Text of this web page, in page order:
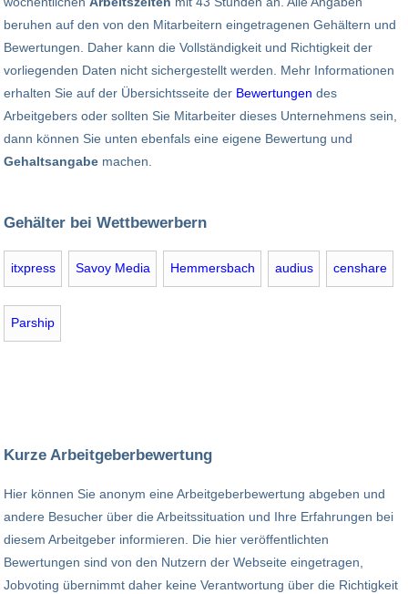
beruhen auf den von den Mitarbeitern eingetragenen Gehältern und
Bewertungen. Daher kann die Vollständigkeit und Richtigkeit der
vorliegenden Daten nicht sichergestellt werden. Mehr Informationen
erhalten Sie auf der Übersichtsseite der Bewertungen des
Arbeitgebers oder sollten Sie Mitarbeiter dieses Unternehmens sein,
dann können Sie unten ebenfals eine eigene Bewertung und
Gehaltsangabe machen.
Gehälter bei Wettbewerbern
itxpress Savoy Media Hemmersbach audius censhare
Parship
Kurze Arbeitgeberbewertung
Hier können Sie anonym eine Arbeitgeberbewertung abgeben und
andere Besucher über die Arbeitssituation und Ihre Erfahrungen bei
diesem Arbeitgeber informieren. Die hier veröffentlichten
Bewertungen sind von den Nutzern der Webseite eingetragen,
Jobvoting übernimmt daher keine Verantwortung über die Richtigkeit